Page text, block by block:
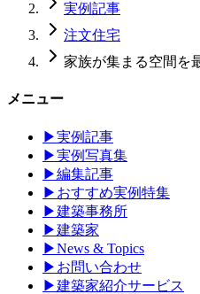
実例記事
注文住宅
家族が集まる空間を
メニュー
▶実例記事
▶実例写真集
▶編集記事
▶ おすすめ実例特集
▶建築事務所
▶建築家
▶News & Topics
▶ お問い合わせ
▶建築家紹介サービス